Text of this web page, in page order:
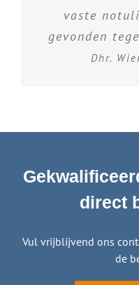
vaste
gevonden
Dhr.
direct
Vul vrijblijvend ons
de